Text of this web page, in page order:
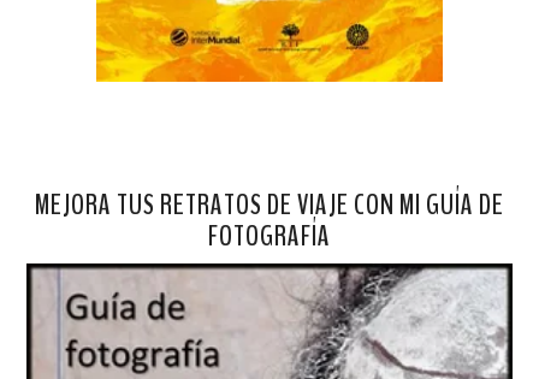
MEJORA TUS RETRATOS DE VIAJE CON MI GUÍA DE
FOTOGRAFÍA